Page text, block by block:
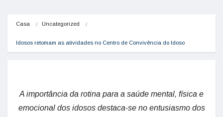
Casa Uncategorized
Idosos retomam as atividades no Centro de Convivência do Idoso
A importância da rotina para a saúde mental, física e
emocional dos idosos destaca-se no entusiasmo dos